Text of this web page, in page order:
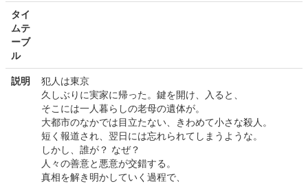
タイ
ムテ
ーブ
ル
説明
犯人は東京
久しぶりに実家に帰った。鍵を開け、入ると、
そこには一人暮らしの老母の遺体が。
大都市のなかでは目立たない、きわめて小さな殺人。
短く報道され、翌日には忘れられてしまうような。
しかし、誰が？ なぜ？
人々の善意と悪意が交錯する。
真相を解き明かしていく過程で、